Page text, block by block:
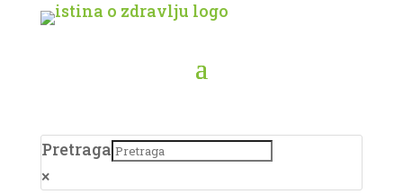
Pretraga
×